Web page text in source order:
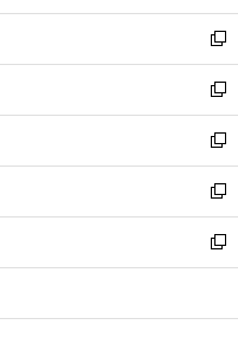
開
く
ウ
で
開
く
ン
ド
ウ
で
開
く
ウ
ィ
ン
ド
ウ
で
開
く
新
し
い
ウ
ィ
ン
ド
ウ
で
開
新
し
い
ウ
ィ
ン
ド
ウ
開
新
し
い
ウ
ィ
ン
ウ
新
し
い
ウ
ン
新
し
ウ